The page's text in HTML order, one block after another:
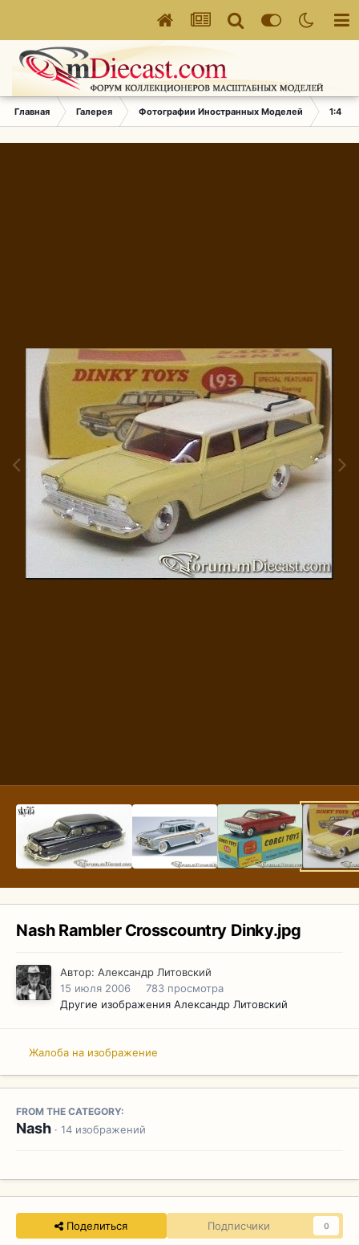
Главная Галерея Фотографии Иностранных Моделей 1:43
Nash Rambler Crosscountry Dinky.jpg
Автор: Александр Литовский
15 июля 2006
783 просмотра
Другие изображения Александр Литовский
Жалоба на изображение
FROM THE CATEGORY:
Nash · 14 изображений
Поделиться Подписчики 0